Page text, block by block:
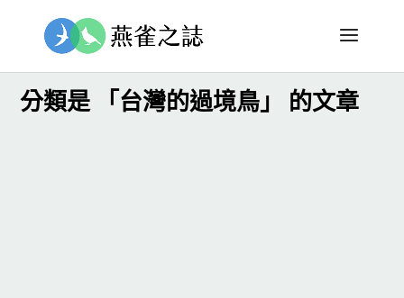
分類是 「台灣的過境鳥」 的文章